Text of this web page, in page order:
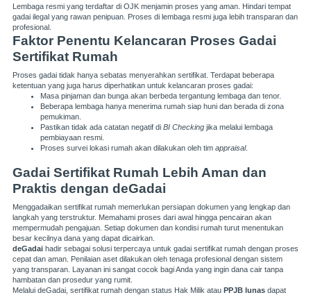
Lembaga resmi yang terdaftar di OJK menjamin proses yang aman. Hindari tempat
gadai ilegal yang rawan penipuan. Proses di lembaga resmi juga lebih transparan dan
profesional.
Faktor Penentu Kelancaran Proses Gadai
Sertifikat Rumah
Proses gadai tidak hanya sebatas menyerahkan sertifikat. Terdapat beberapa
ketentuan yang juga harus diperhatikan untuk kelancaran proses gadai:
Masa pinjaman dan bunga akan berbeda tergantung lembaga dan tenor.
Beberapa lembaga hanya menerima rumah siap huni dan berada di zona
pemukiman.
Pastikan tidak ada catatan negatif di BI Checking jika melalui lembaga
pembiayaan resmi.
Proses survei lokasi rumah akan dilakukan oleh tim appraisal.
Gadai Sertifikat Rumah Lebih Aman dan
Praktis dengan deGadai
Menggadaikan sertifikat rumah memerlukan persiapan dokumen yang lengkap dan
langkah yang terstruktur. Memahami proses dari awal hingga pencairan akan
mempermudah pengajuan. Setiap dokumen dan kondisi rumah turut menentukan
besar kecilnya dana yang dapat dicairkan.
deGadai hadir sebagai solusi terpercaya untuk gadai sertifikat rumah dengan proses
cepat dan aman. Penilaian aset dilakukan oleh tenaga profesional dengan sistem
yang transparan. Layanan ini sangat cocok bagi Anda yang ingin dana cair tanpa
hambatan dan prosedur yang rumit.
Melalui deGadai, sertifikat rumah dengan status Hak Milik atau PPJB lunas dapat